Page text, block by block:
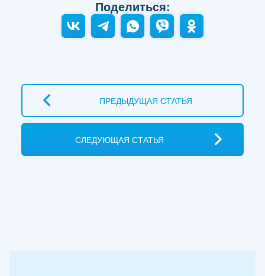
Поделиться:
ПРЕДЫДУЩАЯ СТАТЬЯ
СЛЕДУЮЩАЯ СТАТЬЯ